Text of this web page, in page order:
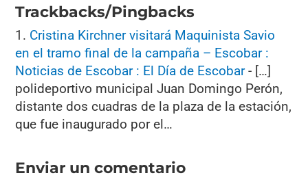
Trackbacks/Pingbacks
Cristina Kirchner visitará Maquinista Savio
en el tramo final de la campaña – Escobar :
Noticias de Escobar : El Día de Escobar- […]
polideportivo municipal Juan Domingo Perón,
distante dos cuadras de la plaza de la estación,
que fue inaugurado por el…
Enviar un comentario